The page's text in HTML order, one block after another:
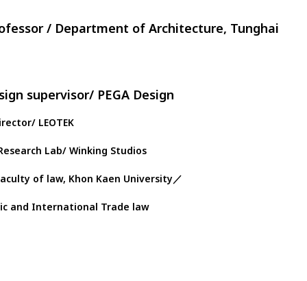
/ Department of Architecture, Tunghai
supervisor/ PEGA Design
LEOTEK
Lab/ Winking Studios
of law, Khon Kaen University／
and International Trade law